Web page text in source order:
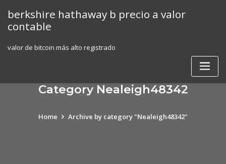
content
berkshire hathaway b precio a valor
contable
valor de bitcoin más alto registrado
Category Nealeigh48342
Home Archive by category "Nealeigh48342"